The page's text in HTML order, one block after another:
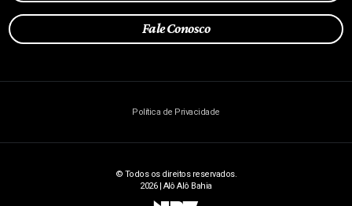
Fale Conosco
Política de Privacidade
© Todos os direitos reservados.
2026 | Alô Alô Bahia